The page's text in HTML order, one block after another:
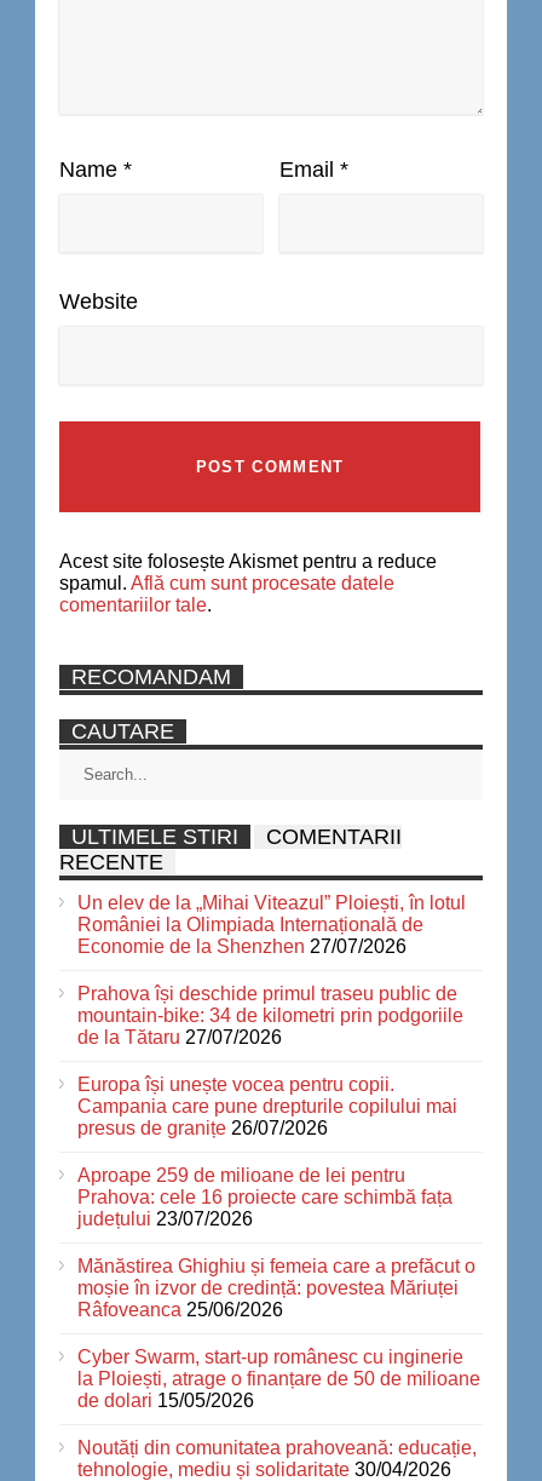
Name * Email *
Website
Acest site folosește Akismet pentru a reduce
spamul. Află cum sunt procesate datele
comentariilor tale.
RECOMANDAM
CAUTARE
ULTIMELE STIRI
COMENTARII
RECENTE
Un elev de la „Mihai Viteazul” Ploiești, în lotul
României la Olimpiada Internațională de
Economie de la Shenzhen 27/07/2026
Prahova își deschide primul traseu public de
mountain-bike: 34 de kilometri prin podgoriile
de la Tătaru 27/07/2026
Europa își unește vocea pentru copii.
Campania care pune drepturile copilului mai
presus de granițe 26/07/2026
Aproape 259 de milioane de lei pentru
Prahova: cele 16 proiecte care schimbă fața
județului 23/07/2026
Mănăstirea Ghighiu și femeia care a prefăcut o
moșie în izvor de credință: povestea Măriuței
Râfoveanca 25/06/2026
Cyber Swarm, start-up românesc cu inginerie
la Ploiești, atrage o finanțare de 50 de milioane
de dolari 15/05/2026
Noutăți din comunitatea prahoveană: educație,
tehnologie, mediu și solidaritate 30/04/2026